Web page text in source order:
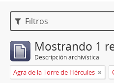
Filtros
Mostrando 1
Descripción archivística
Agra de la Torre de Hércules